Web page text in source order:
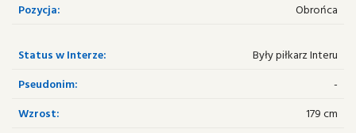
Pozycja:
Obrońca
Status w Interze:
Były piłkarz Interu
Pseudonim:
-
Wzrost:
179 cm